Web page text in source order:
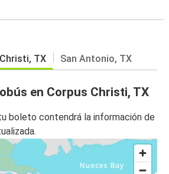
TX San Antonio, TX
en Corpus Christi, TX
boleto contendrá la información de